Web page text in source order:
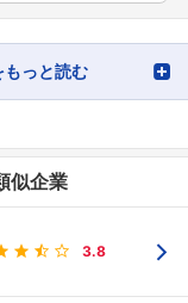
もっと読む
似企業
3.8